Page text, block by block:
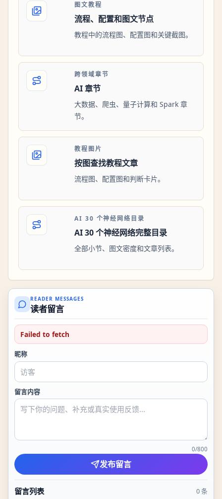
图文教程
流程、配置和图文节点
教程中的流程图、配置图和关键截图。
跨领域章节
AI 章节
大数据、爬虫、量子计算和 Spark 章
节。
教程图片
按图查找教程文章
流程图、配置图和判断卡片。
AI 30 个神经网络目录
AI 30 个神经网络完整目录
全部小节、图文密度和文章列表。
READER MESSAGES
读者留言
Failed to fetch
昵称
留言内容
0/800
发布留言
留言列表 0条